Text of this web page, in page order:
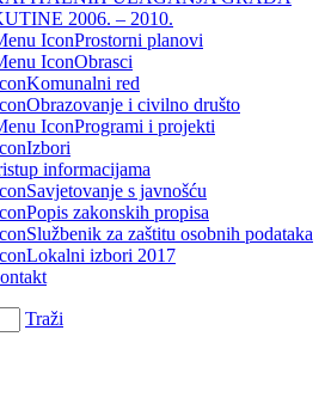
2006. – 2010.
Prostorni planovi
Obrasci
Komunalni red
Obrazovanje i civilno društo
Programi i projekti
Izbori
informacijama
Savjetovanje s javnošću
Popis zakonskih propisa
Službenik za zaštitu osobnih podataka
Lokalni izbori 2017
Traži